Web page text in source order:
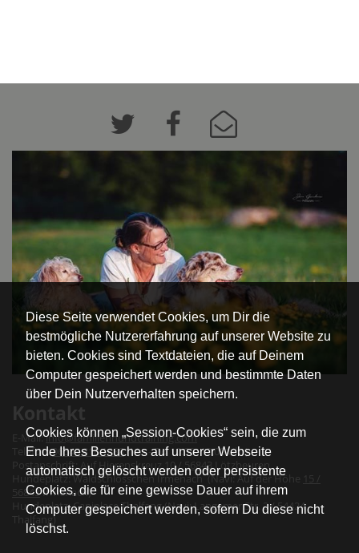
Diese Seite verwendet Cookies, um Dir die
bestmögliche Nutzererfahrung auf unserer Website zu
bieten. Cookies sind Textdateien, die auf Deinem
Computer gespeichert werden und bestimmte Daten
über Dein Nutzerverhalten speichern.
Cookies können „Session-Cookies“ sein, die zum
Ende Ihres Besuches auf unserer Webseite
automatisch gelöscht werden oder persistente
Cookies, die für eine gewisse Dauer auf ihrem
Computer gespeichert werden, sofern Du diese nicht
löschst.
Kontakt
E-Mail:info@familienhundtraining.com
Telefon:06543 818 1888(Mo - Do 10:00- 12:00 Uhr)
Postanschrift: Auf Hierenskreuz10 / 56843Lötzbeuren
Hundeplatz: Waldschlösschen Irmenach (Navi: Auf der Höhe
15 /
56843Irmenach)
Hundeplatz: Caniplace Thalfang (Navi: Langemer Str. 2 / 54424
Thalfang)